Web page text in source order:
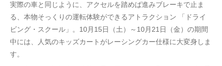
実際の車と同じように、アクセルを踏めば進みブレーキで止ま
る、本物そっくりの運転体験ができるアトラクション 「ドライ
ビング・スクール」。10月15日（土）～10月21日（金）の期間
中には、人気のキッズカートがレーシングカー仕様に大変身しま
す。